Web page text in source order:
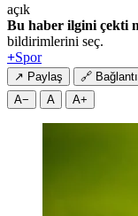
açık
Bu haber ilgini çekti
bildirimlerini seç.
+Spor
↗ Paylaş 🔗
A−
A A+